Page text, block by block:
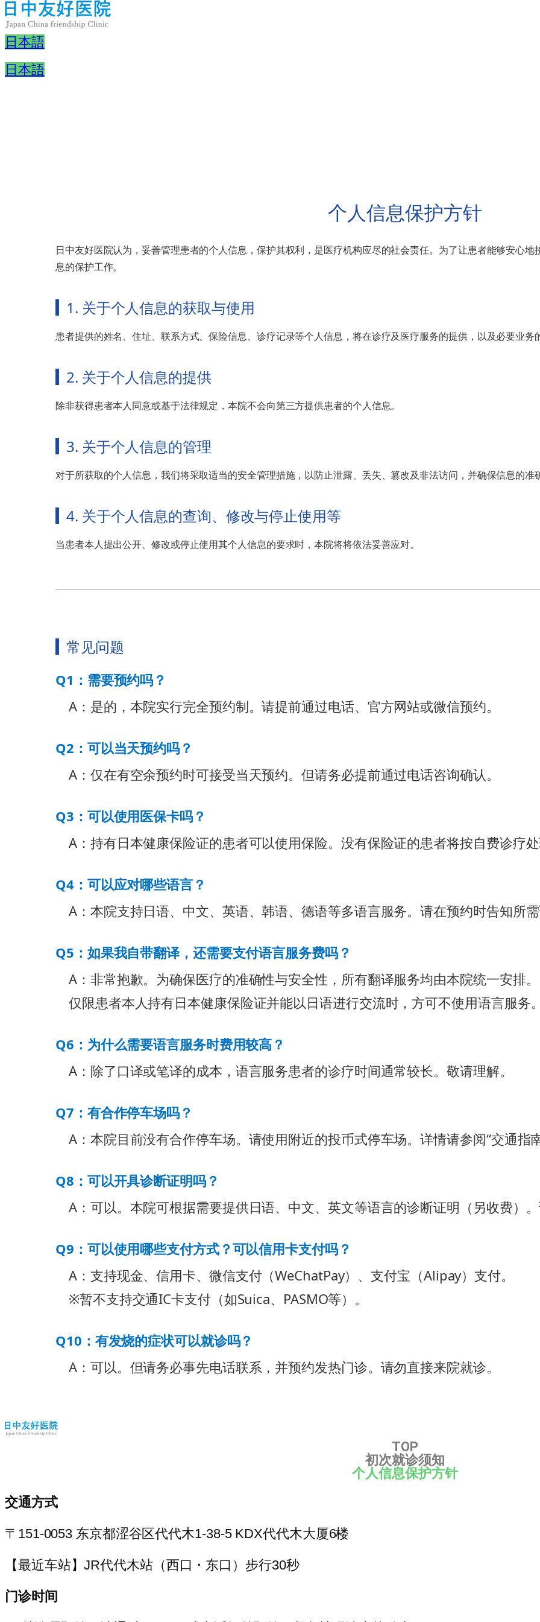
日本語
日本語
个人信息保护方针
日中友好医院认为，妥善管理患者的个人信息，保护其权利，是医疗机构应尽的社会责任。为了让患者能够安心
息的保护工作。
1. 关于个人信息的获取与使用
患者提供的姓名、住址、联系方式、保险信息、诊疗记录等个人信息，将在诊疗及医疗服务的提供，以及必要业务
2. 关于个人信息的提供
除非获得患者本人同意或基于法律规定，本院不会向第三方提供患者的个人信息。
3. 关于个人信息的管理
对于所获取的个人信息，我们将采取适当的安全管理措施，以防止泄露、丢失、篡改及非法访问，并确保信息的准
4. 关于个人信息的查询、修改与停止使用等
当患者本人提出公开、修改或停止使用其个人信息的要求时，本院将将依法妥善应对。
常见问题
Q1：需要预约吗？
A：是的，本院实行完全预约制。请提前通过电话、官方网站或微信预约。
Q2：可以当天预约吗？
A：仅在有空余预约时可接受当天预约。但请务必提前通过电话咨询确认。
Q3：可以使用医保卡吗？
A：持有日本健康保险证的患者可以使用保险。没有保险证的患者将按自费诊疗处
Q4：可以应对哪些语言？
A：本院支持日语、中文、英语、韩语、德语等多语言服务。请在预约时告知所需
Q5：如果我自带翻译，还需要支付语言服务费吗？
A：非常抱歉。为确保医疗的准确性与安全性，所有翻译服务均由本院统一安排。
仅限患者本人持有日本健康保险证并能以日语进行交流时，方可不使用语言服务。
Q6：为什么需要语言服务时费用较高？
A：除了口译或笔译的成本，语言服务患者的诊疗时间通常较长。敬请理解。
Q7：有合作停车场吗？
A：本院目前没有合作停车场。请使用附近的投币式停车场。详情请参阅“交通指南
Q8：可以开具诊断证明吗？
A：可以。本院可根据需要提供日语、中文、英文等语言的诊断证明（另收费）。
Q9：可以使用哪些支付方式？可以信用卡支付吗？
A：支持现金、信用卡、微信支付（WeChatPay）、支付宝（Alipay）支付。
※暂不支持交通IC卡支付（如Suica、PASMO等）。
Q10：有发烧的症状可以就诊吗？
A：可以。但请务必事先电话联系，并预约发热门诊。请勿直接来院就诊。
TOP
初次就诊须知
个人信息保护方针
交通方式
〒151-0053 东京都涩谷区代代木1-38-5 KDX代代木大厦6楼
【最近车站】JR代代木站（西口・东口）步行30秒
门诊时间